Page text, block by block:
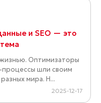
и SEO — это
Оптимизаторы
процессы шли своим
мира. Н...
2025-12-17